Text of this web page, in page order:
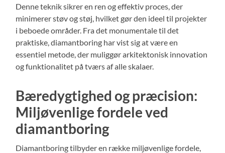
Denne teknik sikrer en ren og effektiv proces, der
minimerer støv og støj, hvilket gør den ideel til projekter
i beboede områder. Fra det monumentale til det
praktiske, diamantboring har vist sig at være en
essentiel metode, der muliggør arkitektonisk innovation
og funktionalitet på tværs af alle skalaer.
Bæredygtighed og præcision:
Miljøvenlige fordele ved
diamantboring
Diamantboring tilbyder en række miljøvenlige fordele,